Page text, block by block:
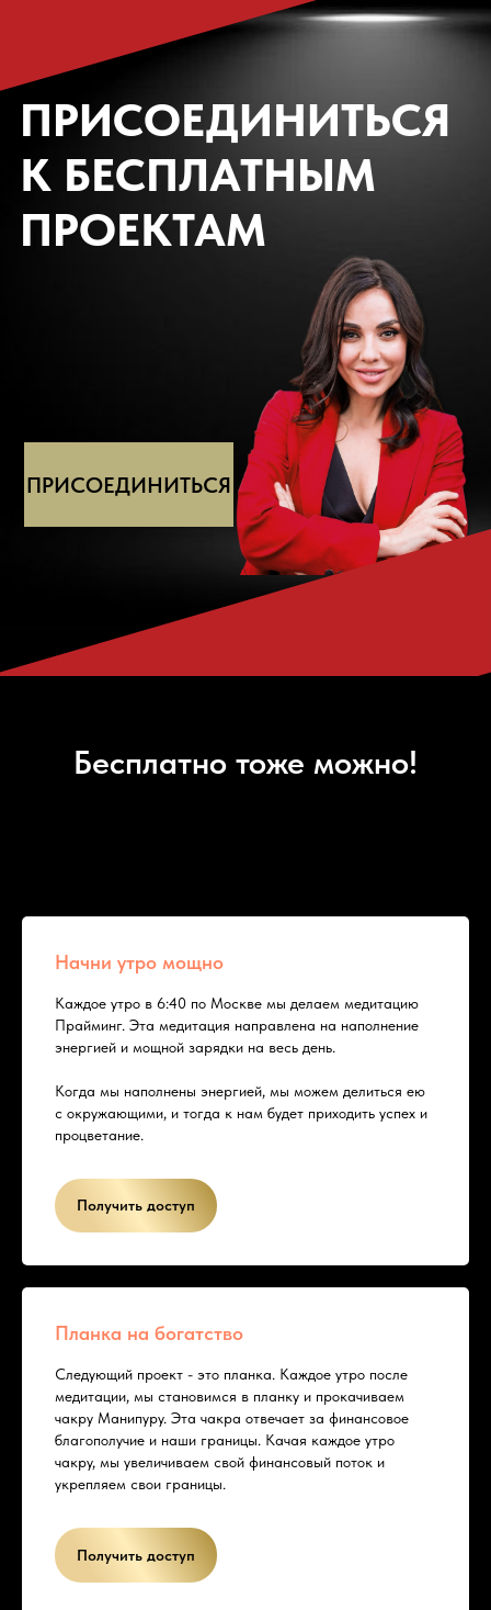
ПРИСОЕДИНИТЬСЯ
К БЕСПЛАТНЫМ
ПРОЕКТАМ
Бесплатно тоже можно!
Начни утро мощно
Каждое утро в 6:40 по Москве мы делаем медитацию
Прайминг. Эта медитация направлена на наполнение
энергией и мощной зарядки на весь день.
Когда мы наполнены энергией, мы можем делиться ею
с окружающими, и тогда к нам будет приходить успех и
процветание.
Получить доступ
Планка на богатство
Следующий проект - это планка. Каждое утро после
медитации, мы становимся в планку и прокачиваем
чакру Манипуру. Эта чакра отвечает за финансовое
благополучие и наши границы. Качая каждое утро
чакру, мы увеличиваем свой финансовый поток и
укрепляем свои границы.
Получить доступ